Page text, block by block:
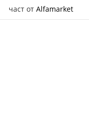
част от Alfamarket